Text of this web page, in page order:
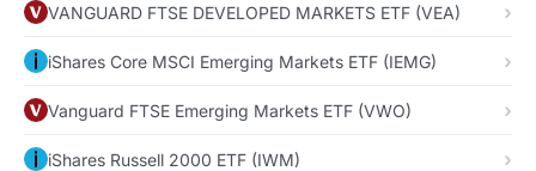
VANGUARD FTSE DEVELOPED MARKETS ETF (VEA)
iShares Core MSCI Emerging Markets ETF (IEMG)
Vanguard FTSE Emerging Markets ETF (VWO)
iShares Russell 2000 ETF (IWM)